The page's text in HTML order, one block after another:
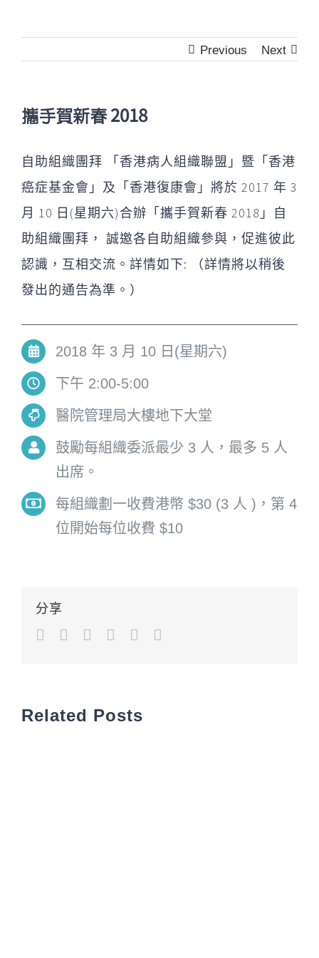
Previous Next
攜手賀新春 2018
自助組織團拜 「香港病人組織聯盟」暨「香港
癌症基金會」及「香港復康會」將於 2017 年 3
月 10 日(星期六)合辦「攜手賀新春 2018」自
助組織團拜， 誠邀各自助組織參與，促進彼此
認識，互相交流。詳情如下: （詳情將以稍後
發出的通告為準。）
2018 年 3 月 10 日(星期六)
下午 2:00-5:00
醫院管理局大樓地下大堂
鼓勵每組織委派最少 3 人，最多 5 人
出席。
每組織劃一收費港幣 $30 (3 人 )，第 4
位開始每位收費 $10
分享
FacebookTwitterLinkedInGoogle+Pinterest
Related Posts